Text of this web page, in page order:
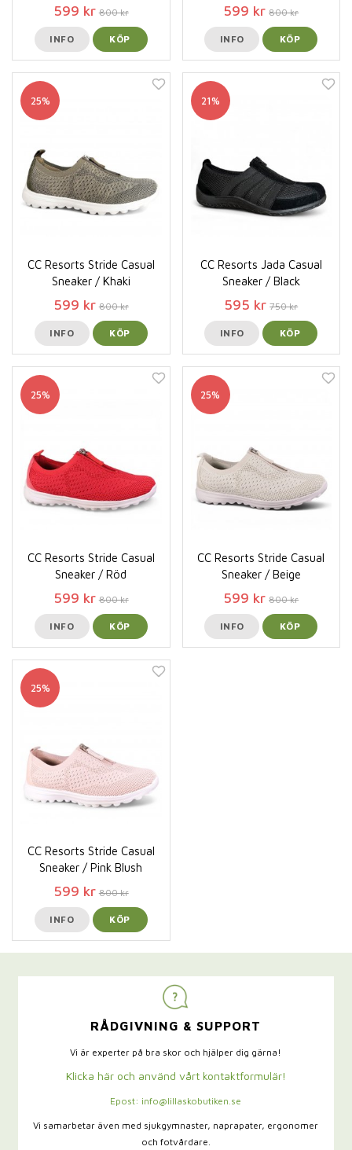
599 kr 800 kr
INFO KÖP
599 kr 800 kr
INFO KÖP
25%
CC Resorts Stride Casual
Sneaker / Khaki
599 kr 800 kr
INFO KÖP
21%
CC Resorts Jada Casual
Sneaker / Black
595 kr 750 kr
INFO KÖP
25%
CC Resorts Stride Casual
Sneaker / Röd
599 kr 800 kr
INFO KÖP
25%
CC Resorts Stride Casual
Sneaker / Beige
599 kr 800 kr
INFO KÖP
25%
CC Resorts Stride Casual
Sneaker / Pink Blush
599 kr 800 kr
INFO KÖP
RÅDGIVNING & SUPPORT
Vi är experter på bra skor och hjälper dig gärna!
Klicka här och använd vårt kontaktformulär!
Epost: info@lillaskobutiken.se
Vi samarbetar även med sjukgymnaster, naprapater, ergonomer
och fotvårdare.